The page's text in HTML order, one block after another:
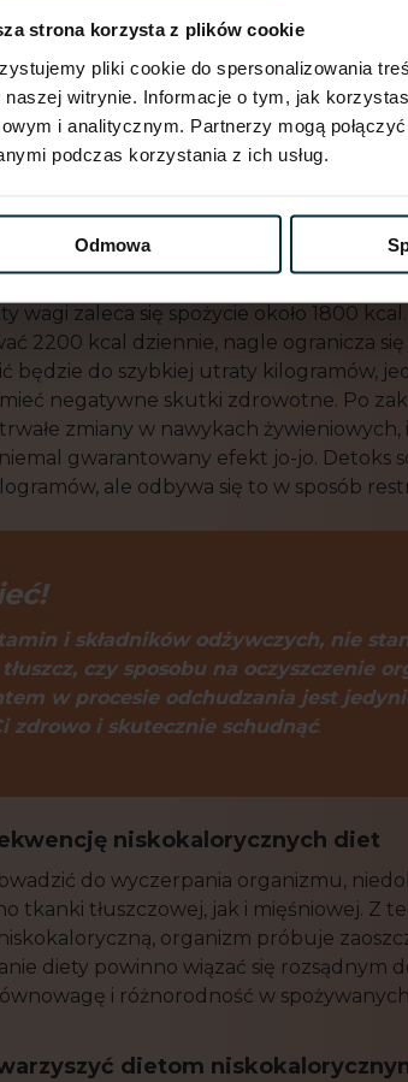
strona korzysta z plików cookie
pliki cookie do spersonalizowania
naszej witrynie. Informacje o tym, jak
i analitycznym. Partnerzy mogą
podczas korzystania z ich usług.
Odmowa
że nie tylko skutecznie pozwala
organizm z toksyn. Czy oczyszczanie
wyżej korzyści nie zostały
oczyszcza się poprzez działanie
detoksykacji.
kalorii jest drastycznie
spożycie kalorii przez człowieka
zaleca się spożycie około 1800
2200 kcal dziennie, nagle ogranicza
będzie do szybkiej utraty kilogramów,
negatywne skutki zdrowotne. Po
zmiany w nawykach
gwarantowany efekt jo-jo. Detoks
ale odbywa się to w sposób
i składników odżywczych, nie
czy sposobu na oczyszczenie
w procesie odchudzania jest
zdrowo i skutecznie schudnąć.
niskokalorycznych diet
do wyczerpania organizmu,
tkanki tłuszczowej, jak i mięśniowej. Z
organizm próbuje
diety powinno wiązać się rozsądnym
i różnorodność w spożywanych
dietom